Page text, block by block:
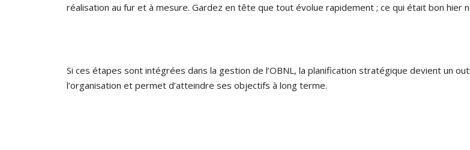
réalisation au fur et à mesure. Gardez en tête que tout évolue rapidement ; ce qui était bon hier
Si ces étapes sont intégrées dans la gestion de l’OBNL, la planification stratégique devient un
l’organisation et permet d’atteindre ses objectifs à long terme.